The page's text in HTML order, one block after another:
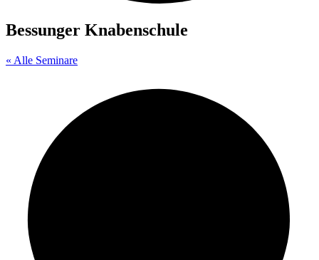
Bessunger Knabenschule
« Alle Seminare